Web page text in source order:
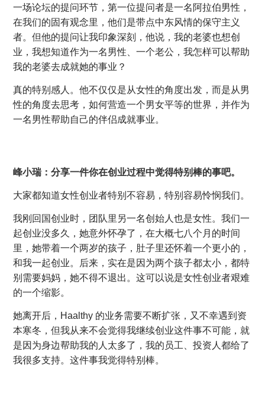
一场论坛的提问环节，第一位提问者是一名阿拉伯男性，
在我们的固有观念里，他们是带点中东风情的保守主义
者。但他的提问让我印象深刻，他说，我的老婆也想创
业，我想知道作为一名男性、一个老公，我怎样可以帮助
我的老婆去成就她的事业？
真的特别感人。他不仅仅是从女性的角度出发，而是从男
性的角度去思考，如何营造一个男女平等的世界，并作为
一名男性帮助自己的伴侣成就事业。
峰小瑞：分享一件你在创业过程中觉得特别棒的事吧。
大家都知道女性创业者特别不容易，特别容易怜悯我们。
我刚回国创业时，团队里另一名创始人也是女性。我们一
起创业没多久，她意外怀孕了，在大概七八个月的时间
里，她带着一个两岁的孩子，肚子里还怀着一个更小的，
和我一起创业。后来，实在是因为两个孩子都太小，都特
别需要妈妈，她不得不退出。这可以说是女性创业者艰难
的一个缩影。
她离开后，Haalthy 的业务需要不断扩张，又不幸遇到资
本寒冬，但我从来不会觉得我继续创业这件事不可能，就
是因为身边帮助我的人太多了，我的员工、投资人都给了
我很多支持。这件事我觉得特别棒。